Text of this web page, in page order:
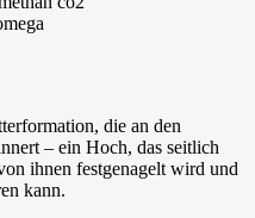
die an den
– ein Hoch, das seitlich
ihnen festgenagelt wird und
kann.